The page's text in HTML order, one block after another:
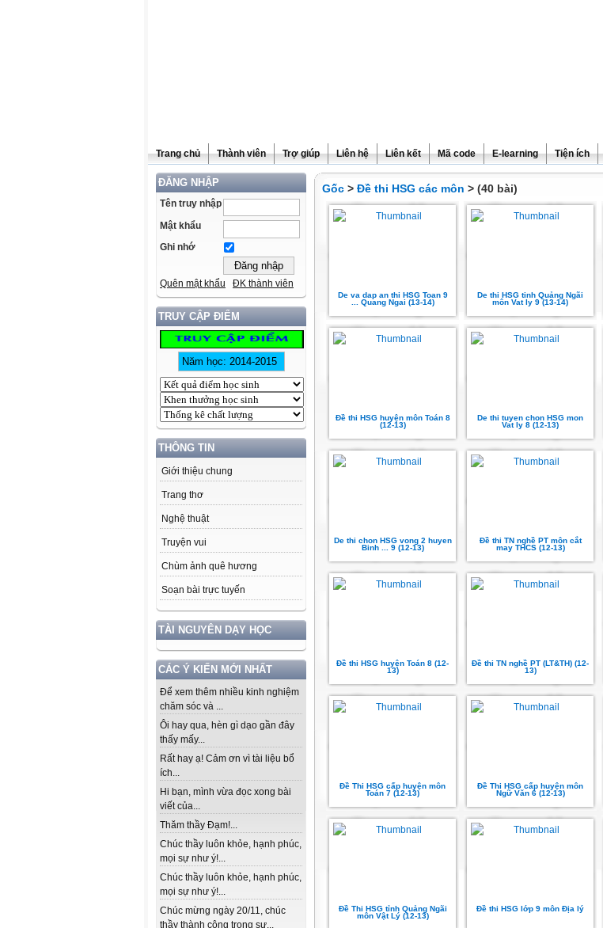
Trang chủ Thành viên Trợ giúp Liên hệ Liên kết Mã code E-learning Tiện ích
ĐĂNG NHẬP
Tên truy nhập
Mật khẩu
Ghi nhớ
Quên mật khẩu ĐK thành viên
TRUY CẬP ĐIỂM
THÔNG TIN
Giới thiệu chung
Trang thơ
Nghệ thuật
Truyện vui
Chùm ảnh quê hương
Soạn bài trực tuyến
TÀI NGUYÊN DẠY HỌC
CÁC Ý KIẾN MỚI NHẤT
Để xem thêm nhiều kinh nghiệm
chăm sóc và ...
Ôi hay qua, hèn gì dạo gần đây
thấy mấy...
Rất hay ạ! Cảm ơn vì tài liệu bổ
ích...
Hi bạn, mình vừa đọc xong bài
viết của...
Thăm thầy Đạm!...
Chúc thầy luôn khỏe, hạnh phúc,
mọi sự như ý!...
Chúc thầy luôn khỏe, hạnh phúc,
mọi sự như ý!...
Chúc mừng ngày 20/11, chúc
thầy thành công trong sự...
Gốc > Đề thi HSG các môn > (40 bài)
De va dap an thi HSG Toan 9
... Quang Ngai (13-14)
De thi HSG tinh Quảng Ngãi
môn Vat ly 9 (13-14)
Đề thi HSG huyện môn Toán 8
(12-13)
De thi tuyen chon HSG mon
Vat ly 8 (12-13)
De thi chon HSG vong 2 huyen
Binh ... 9 (12-13)
Đề thi TN nghề PT môn cắt
may THCS (12-13)
Đề thi HSG huyện Toán 8 (12-
13)
Đề thi TN nghề PT (LT&TH) (12-
13)
Đề Thi HSG cấp huyện môn
Toán 7 (12-13)
Đề Thi HSG cấp huyện môn
Ngữ Văn 6 (12-13)
Đề Thi HSG tỉnh Quảng Ngãi
môn Vật Lý (12-13)
Đề thi HSG lớp 9 môn Địa lý